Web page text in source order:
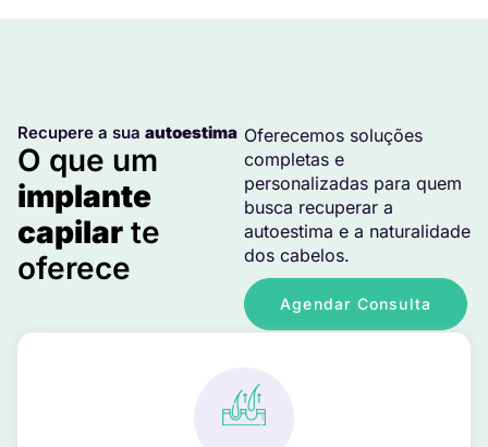
Recupere a sua autoestima
O que um
implante
capilar te
oferece
Oferecemos soluções
completas e
personalizadas para quem
busca recuperar a
autoestima e a naturalidade
dos cabelos.
Agendar Consulta